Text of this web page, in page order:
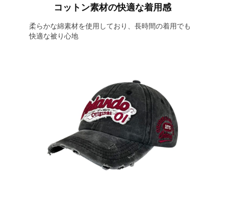
コットン素材の快適な着用感
柔らかな綿素材を使用しており、長時間の着用でも
快適な被り心地